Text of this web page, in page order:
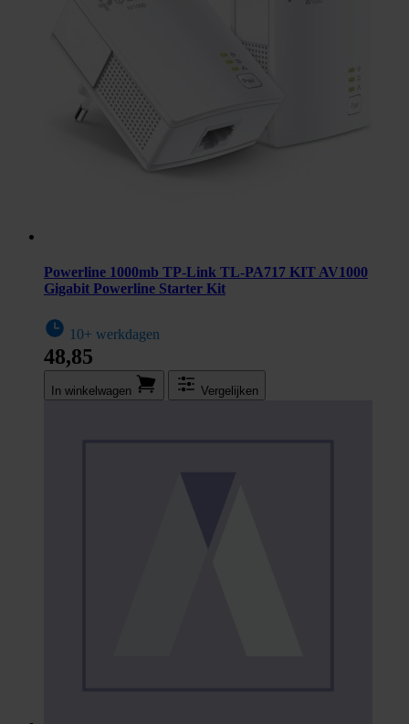
Powerline 1000mb TP-Link TL-PA717 KIT AV1000
Gigabit Powerline Starter Kit
10+ werkdagen
48,85
In winkel­wagen Vergelijken